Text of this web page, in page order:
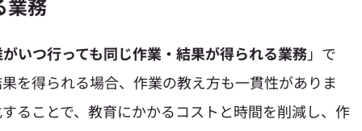
業務
いつ行っても同じ作業・結果が得られる業務」で
を得られる場合、作業の教え方も一貫性がありま
ることで、教育にかかるコストと時間を削減し、作